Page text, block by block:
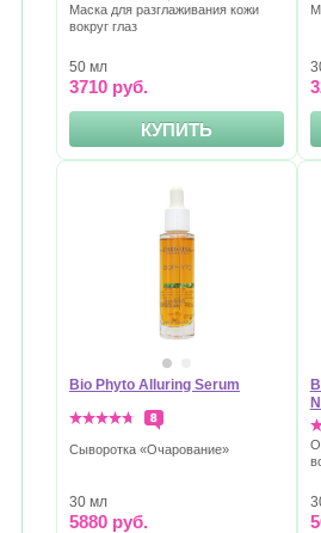
Маска для разглаживания кожи
вокруг глаз
50 мл
3710 руб.
КУПИТЬ
Bio Phyto Alluring Serum
8
Сыворотка «Очарование»
30 мл
5880 руб.